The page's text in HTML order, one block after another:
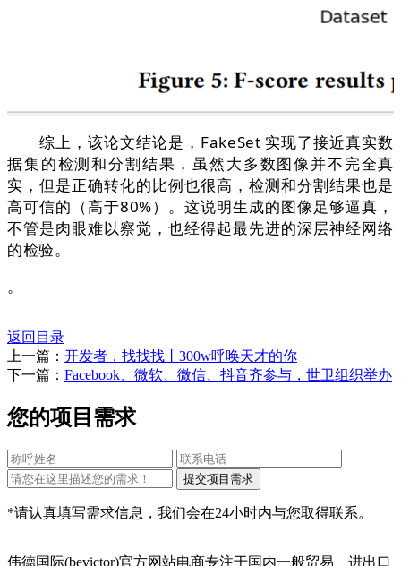
综上，该论文结论是，FakeSet 实现了接近真实数
据集的检测和分割结果，虽然大多数图像并不完全真
实，但是正确转化的比例也很高，检测和分割结果也是
高可信的（高于80%）。这说明生成的图像足够逼真，
不管是肉眼难以察觉，也经得起最先进的深层神经网络
的检验。
。
返回目录
上一篇： 开发者，找找找丨300w呼唤天才的你
下一篇： Facebook、微软、微信、抖音齐参与，世卫组织举办
您的项目需求
*请认真填写需求信息，我们会在24小时内与您取得联系。
伟德国际(bevictor)官方网站电商专注于国内一般贸易、进出口